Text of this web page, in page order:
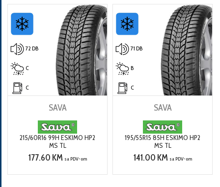
72 DB
C
C
SAVA
215/60R16 99H ESKIMO HP2
MS TL
177.60 KM sa PDV-om
71 DB
B
C
SAVA
195/55R15 85H ESKIMO HP2
MS TL
141.00 KM sa PDV-om